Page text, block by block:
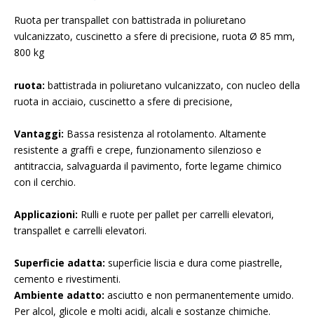
Ruota per transpallet con battistrada in poliuretano
vulcanizzato, cuscinetto a sfere di precisione, ruota Ø 85 mm,
800 kg
ruota: battistrada in poliuretano vulcanizzato, con nucleo della
ruota in acciaio, cuscinetto a sfere di precisione,
Vantaggi: Bassa resistenza al rotolamento. Altamente
resistente a graffi e crepe, funzionamento silenzioso e
antitraccia, salvaguarda il pavimento, forte legame chimico
con il cerchio.
Applicazioni: Rulli e ruote per pallet per carrelli elevatori,
transpallet e carrelli elevatori.
Superficie adatta: superficie liscia e dura come piastrelle,
cemento e rivestimenti.
Ambiente adatto: asciutto e non permanentemente umido.
Per alcol, glicole e molti acidi, alcali e sostanze chimiche.